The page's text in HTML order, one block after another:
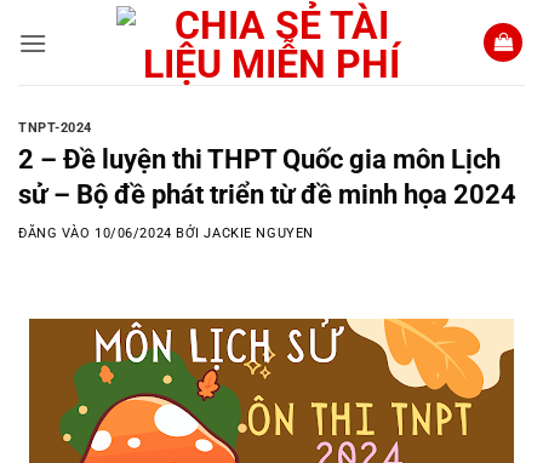
qua
TNPT-2024
2 – Đề luyện thi THPT Quốc gia môn Lịch
sử – Bộ đề phát triển từ đề minh họa 2024
ĐĂNG VÀO 10/06/2024 BỞIJACKIE NGUYEN